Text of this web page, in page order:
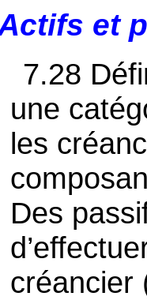
et
7.28
une
les
Des
créancier